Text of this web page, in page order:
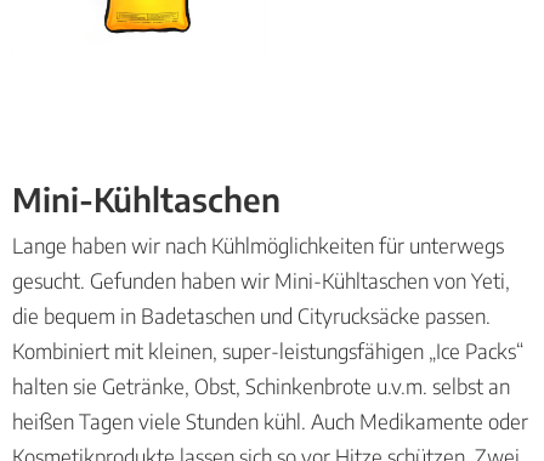
Mini-Kühltaschen
Lange haben wir nach Kühlmöglichkeiten für unterwegs
gesucht. Gefunden haben wir Mini-Kühltaschen von Yeti,
die bequem in Badetaschen und Cityrucksäcke passen.
Kombiniert mit kleinen, super-leistungsfähigen „Ice Packs“
halten sie Getränke, Obst, Schinkenbrote u.v.m. selbst an
heißen Tagen viele Stunden kühl. Auch Medikamente oder